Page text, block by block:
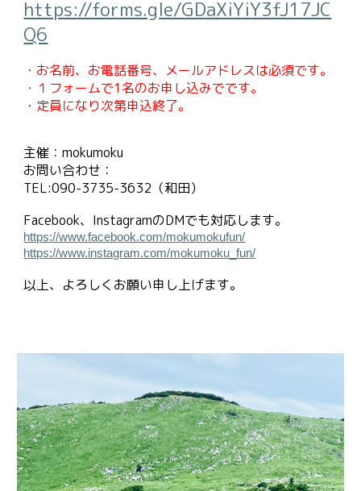
https://forms.gle/GDaXiYiY3fJ17JC
Q6
・お名前、お電話番号、メールアドレスは必須です。
・１フォームで1名のお申し込みでです。
・定員になり次第申込終了。
主催：mokumoku
お問い合わせ：
TEL:090-3735-3632（和田）
Facebook、InstagramのDMでも対応します。
https://www.facebook.com/mokumokufun/
https://www.instagram.com/mokumoku_fun/
以上、よろしくお願い申し上げます。